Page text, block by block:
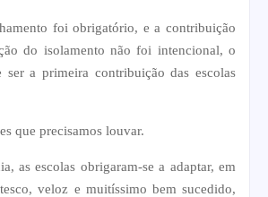
foi obrigatório, e a contribuição
do isolamento não foi intencional, o
ser a primeira contribuição das escolas
que precisamos louvar.
as escolas obrigaram-se a adaptar, em
veloz e muitíssimo bem sucedido,